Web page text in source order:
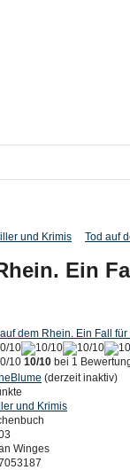
und Krimis Tod auf
Ein
dem Rhein. Ein Fall
10/10 bei 1
(derzeit inaktiv)
und Krimis
Winges